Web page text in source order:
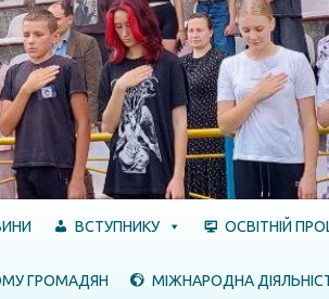
ВСТУПНИКУ ОСВІТНІЙ
ГРОМАДЯН МІЖНАРОДНА